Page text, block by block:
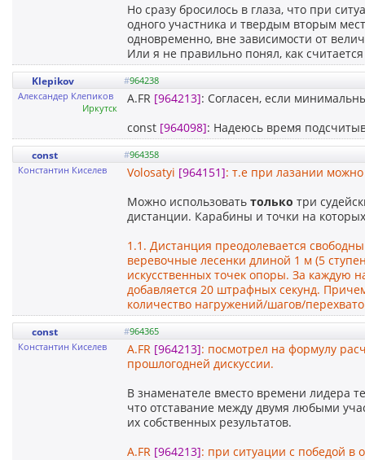
Но сразу бросилось в глаза, что при
одного участника и твердым вторым
одновременно, вне зависимости от
Или я не правильно понял, как
Klepikov #964238
Александер Клепиков
Иркутск
A.FR [964213]: Согласен, если
const [964098]: Надеюсь время
const #964358
Константин Киселев
Volosatyi [964151]: т.е при лазании
Можно использовать только три
дистанции. Карабины и точки на
1.1. Дистанция преодолевается
веревочные лесенки длиной 1 м (5
искусственных точек опоры. За каждую
добавляется 20 штрафных секунд.
количество нагружений/шагов/
const #964365
Константин Киселев
A.FR [964213]: посмотрел на формулу
прошлогодней дискуссии.
В знаменателе вместо времени лидера
что отставание между двумя любыми
их собственных результатов.
A.FR [964213]: при ситуации с победой в